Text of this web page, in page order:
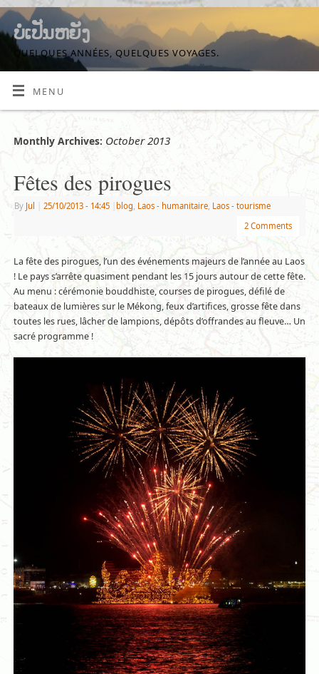
ບໍ່ເປັນຫຍັງ
QUELQUES ANNÉES, QUELQUES VOYAGES.
MENU
Monthly Archives: October 2013
Fêtes des pirogues
By Jul 25/10/2013 - 14:45 blog Laos - humanitaire, Laos - tourisme
2 Comments
La fête des pirogues, l’un des événements majeurs de l’année au Laos
! Le pays s’arrête quasiment pendant les 15 jours autour de cette fête.
Au menu : cérémonie bouddhiste, courses de pirogues, défilé de
bateaux de lumières sur le Mékong, feux d’artifices, grosse fête dans
toutes les rues, lâcher de lampions, dépôts d’offrandes au fleuve… Un
sacré programme !